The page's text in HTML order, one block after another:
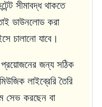
সীমাবদ্ধ থাকতে
ডাউনলোড করা
চালানো যাবে।
জন্য সঠিক
লাইব্রেরি তৈরি
সেভ করছেন বা